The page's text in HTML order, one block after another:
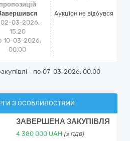
пропозицій
02-03-2026,
15:20
10-03-2026,
00:00
Аукціон не відбувся
- по 07-03-2026, 00:00
З ОСОБЛИВОСТЯМИ
ЗАВЕРШЕНА ЗАКУПІВЛЯ
4 380 000 UAH (з ПДВ)